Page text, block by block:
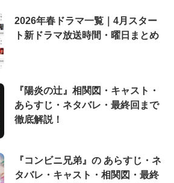
2026年春ドラマ一覧｜4月スター
ト新ドラマ放送時間・曜日まとめ
『陽炎の辻』相関図・キャスト・
あらすじ・ネタバレ・最終回まで
徹底解説！
『コンビニ兄弟』の あらすじ・ネ
タバレ・キャスト・相関図・最終